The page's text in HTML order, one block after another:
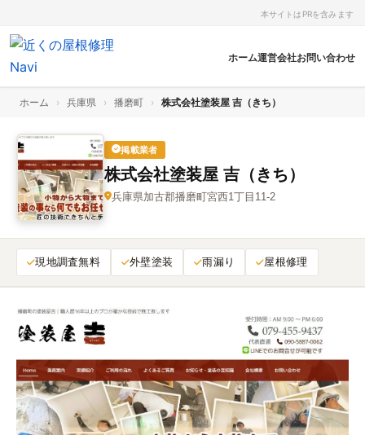
本サイトはPRを含みます
ホーム運営会社お問い合わせ
ホーム › 兵庫県 › 播磨町 › 株式会社塗装屋 吉（きち）
掲載業者
株式会社塗装屋 吉（きち）
兵庫県加古郡播磨町宮西1丁目11‑2
現地調査無料 外壁塗装 雨漏り 屋根修理